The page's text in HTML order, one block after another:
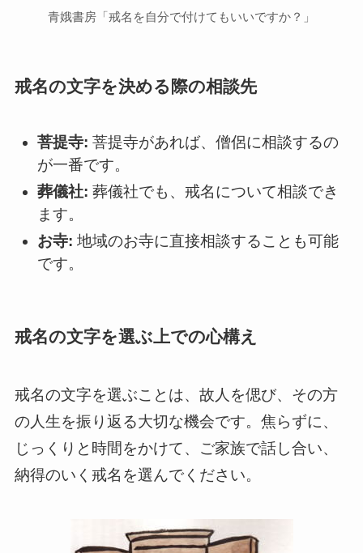
青娥書房「戒名を自分で付けてもいいですか？」
戒名の文字を決める際の相談先
菩提寺: 菩提寺があれば、僧侶に相談するの
が一番です。
葬儀社: 葬儀社でも、戒名について相談でき
ます。
お寺: 地域のお寺に直接相談することも可能
です。
戒名の文字を選ぶ上での心構え
戒名の文字を選ぶことは、故人を偲び、その方
の人生を振り返る大切な機会です。焦らずに、
じっくりと時間をかけて、ご家族で話し合い、
納得のいく戒名を選んでください。